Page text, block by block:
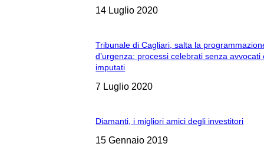
14 Luglio 2020
Tribunale di Cagliari, salta la
d’urgenza: processi celebrati senza avvocati
imputati
7 Luglio 2020
Diamanti, i migliori amici degli investitori
15 Gennaio 2019